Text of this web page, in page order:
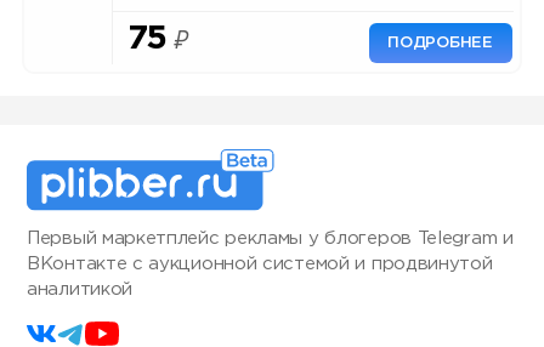
75 ₽ ПОДРОБНЕЕ
Первый маркетплейс рекламы у блогеров Telegram и
ВКонтакте с аукционной системой и продвинутой
аналитикой